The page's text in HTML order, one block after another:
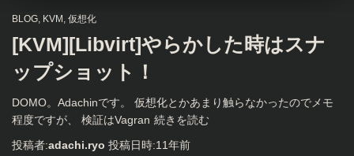
BLOG KVM 仮想化
[KVM][Libvirt]やらかした時はスナ
ップショット！
DOMO。Adachinです。 仮想化とかあまり触らなかったのでメモ
程度ですが、 検証はVagran 続きを読む
投稿者:adachi.ryo 投稿日時:11年前